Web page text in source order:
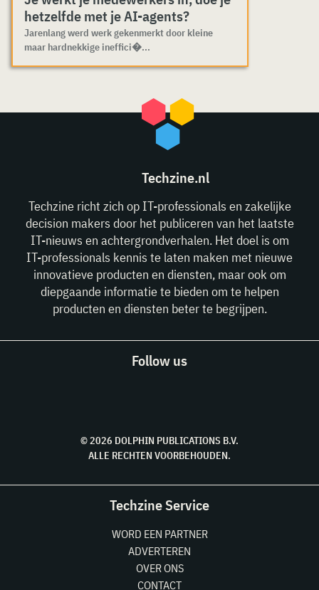
hetzelfde met je AI-agents?
Jarenlang werd werk gekenmerkt door kleine
maar hardnekkige ineffici�...
Techzine.nl
Techzine richt zich op IT-professionals en zakelijke
decision makers door het publiceren van het laatste
IT-nieuws en achtergrondverhalen. Het doel is om
IT-professionals kennis te laten maken met nieuwe
innovatieve producten en diensten, maar ook om
diepgaande informatie te bieden om te helpen
producten en diensten beter te begrijpen.
Follow us
© 2026 DOLPHIN PUBLICATIONS B.V.
ALLE RECHTEN VOORBEHOUDEN.
Techzine Service
WORD EEN PARTNER
ADVERTEREN
OVER ONS
CONTACT